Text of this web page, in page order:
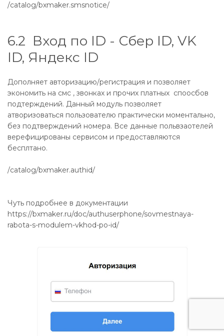
/catalog/bxmaker.smsnotice/
6.2 Вход по ID - Сбер ID, VK
ID, Яндекс ID
Дополняет авторизацию/регистрация и позволяет
экономить на смс , звонках и прочих платных споосбов
подтерждений. Данный модуль позволяет
атворизоваться пользователю практически моментально,
без подтверждений номера. Все данные польвзаотелей
верефицированы сервисом и предоставляются
бесплтано.
/catalog/bxmaker.authid/
Чуть подробнее в документации
https://bxmaker.ru/doc/authuserphone/sovmestnaya-
rabota-s-modulem-vkhod-po-id/